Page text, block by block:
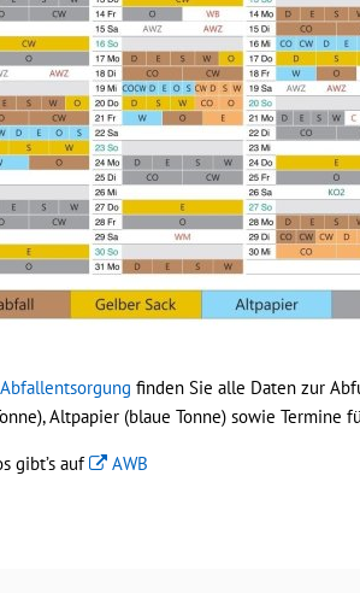
Abfallentsorgung finden Sie alle Daten zur
Altpapier (blaue Tonne) sowie Termine
gibt’s auf AWB